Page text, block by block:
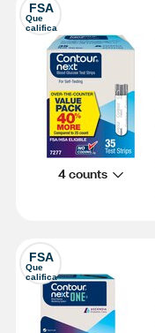
FSA
Que
califica
4 counts
FSA
Que
califica